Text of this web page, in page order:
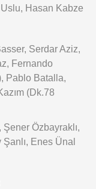
Hasan Kabze
Serdar Aziz,
Fernando
Pablo Batalla,
(Dk.78
Özbayraklı,
Enes Ünal